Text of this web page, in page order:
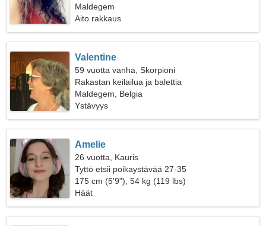
Maldegem
Aito rakkaus
Valentine
59 vuotta vanha, Skorpioni
Rakastan keilailua ja balettia
Maldegem, Belgia
Ystävyys
Amelie
26 vuotta, Kauris
Tyttö etsii poikaystävää 27-35
175 cm (5'9"), 54 kg (119 lbs)
Häät